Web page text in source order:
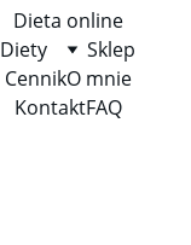
Dieta online
Diety
Sklep
CennikO mnie
KontaktFAQ